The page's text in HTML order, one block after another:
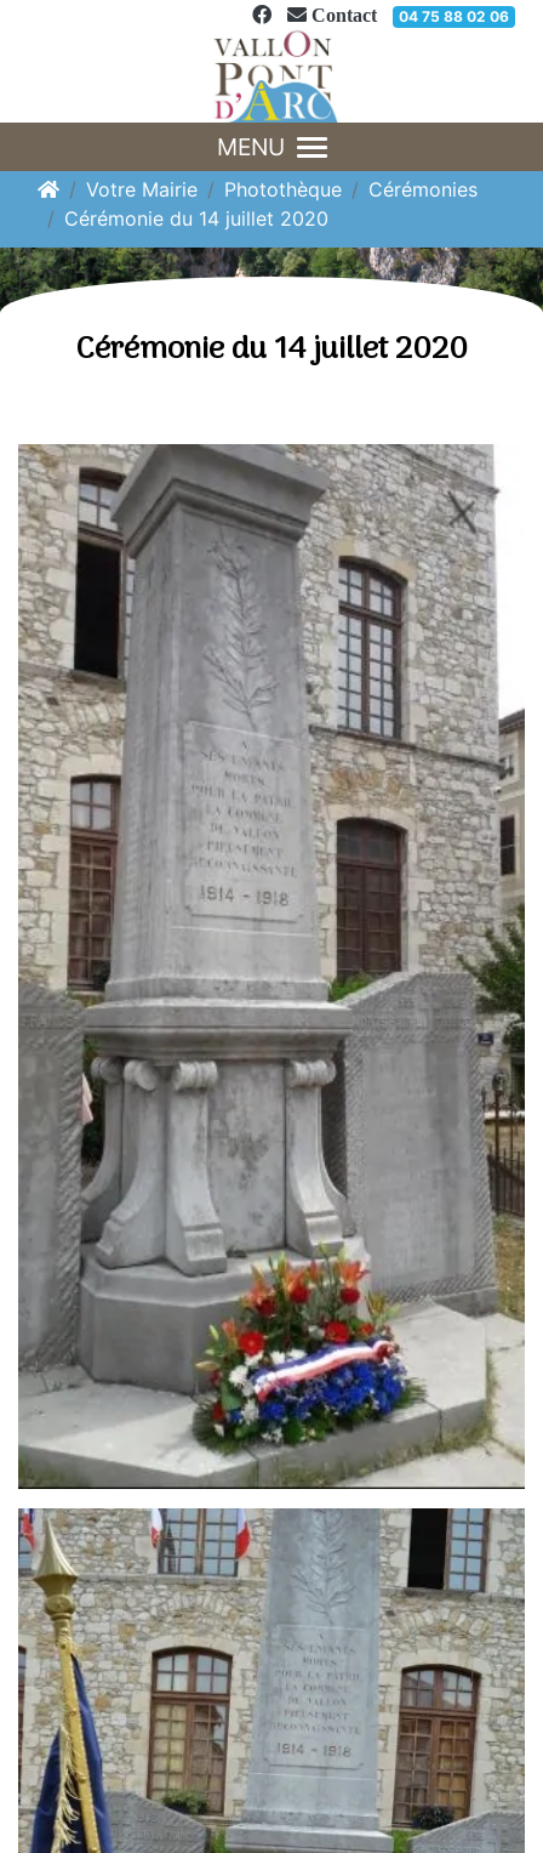
Contact 04 75 88 02 06
MENU
Votre Mairie Photothèque
Cérémonies
Cérémonie du 14 juillet 2020
Cérémonie du 14 juillet 2020
Panneau de gestion des cookies